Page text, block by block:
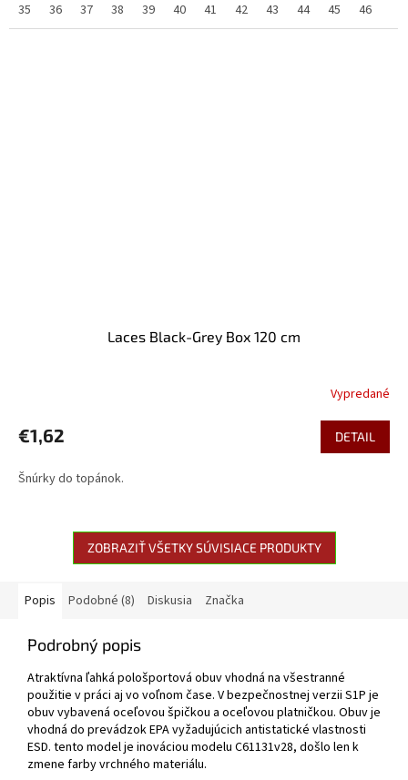
35 36 37 38 39 40 41 42 43 44 45 46
Laces Black-Grey Box 120 cm
Vypredané
€1,62 DETAIL
Šnúrky do topánok.
ZOBRAZIŤ VŠETKY SÚVISIACE PRODUKTY
Popis Podobné (8) Diskusia Značka
Podrobný popis
Atraktívna ľahká pološportová obuv vhodná na všestranné
použitie v práci aj vo voľnom čase. V bezpečnostnej verzii S1P je
obuv vybavená oceľovou špičkou a oceľovou platničkou. Obuv je
vhodná do prevádzok EPA vyžadujúcich antistatické vlastnosti
ESD. tento model je inováciou modelu C61131v28, došlo len k
zmene farby vrchného materiálu.